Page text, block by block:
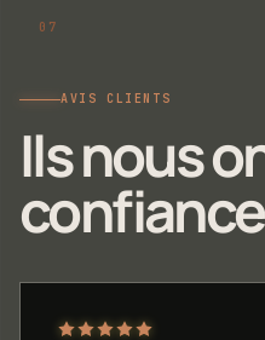
AVIS CLIENTS
Ils nous
confiance